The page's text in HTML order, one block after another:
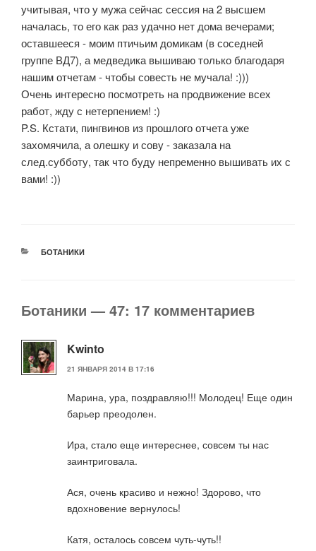
учитывая, что у мужа сейчас сессия на 2 высшем
началась, то его как раз удачно нет дома вечерами;
оставшееся - моим птичьим домикам (в соседней
группе ВД7), а медведика вышиваю только благодаря
нашим отчетам - чтобы совесть не мучала! :)))
Очень интересно посмотреть на продвижение всех
работ, жду с нетерпением! :)
P.S. Кстати, пингвинов из прошлого отчета уже
захомячила, а олешку и сову - заказала на
след.субботу, так что буду непременно вышивать их с
вами! :))
РУБРИКИ
БОТАНИКИ
Ботаники — 47: 17 комментариев
Kwinto
21 ЯНВАРЯ 2014 В 17:16
Марина, ура, поздравляю!!! Молодец! Еще один
барьер преодолен.
Ира, стало еще интереснее, совсем ты нас
заинтриговала.
Ася, очень красиво и нежно! Здорово, что
вдохновение вернулось!
Катя, осталось совсем чуть-чуть!!